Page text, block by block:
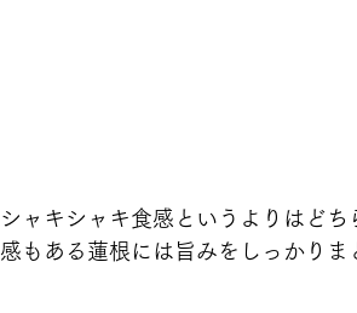
シャキシャキ食感というよりはど
感もある蓮根には旨みをしっかりま